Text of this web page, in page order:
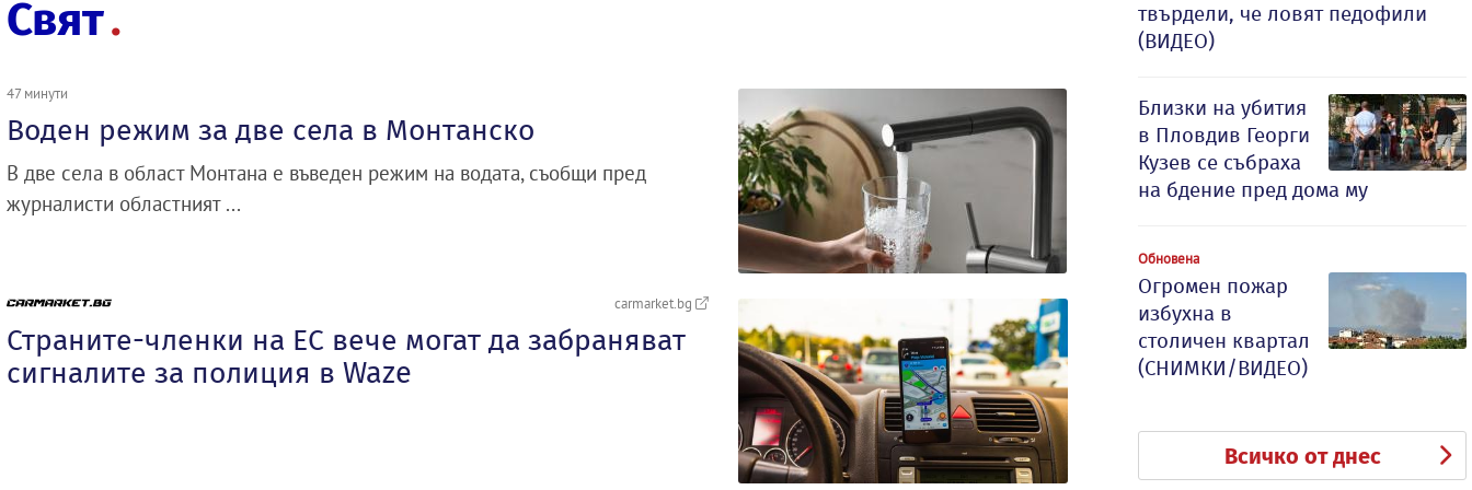
Свят
47 минути
Воден режим за две села в Монтанско
В две села в област Монтана е въведен режим на водата, съобщи пред
журналисти областният ...
carmarket.bg
Страните-членки на ЕС вече могат да забраняват
сигналите за полиция в Waze
твърдели, че ловят педофили
(ВИДЕО)
Близки на убития
в Пловдив Георги
Кузев се събраха
на бдение пред дома му
Обновена
Огромен пожар
избухна в
столичен квартал
(СНИМКИ/ВИДЕО)
Всичко от днес